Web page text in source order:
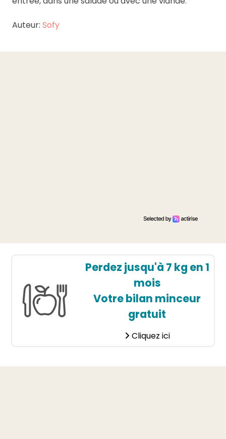
Auteur: Sofy
Perdez jusqu'à 7 kg en 1
mois
Votre bilan minceur
gratuit
Cliquez ici